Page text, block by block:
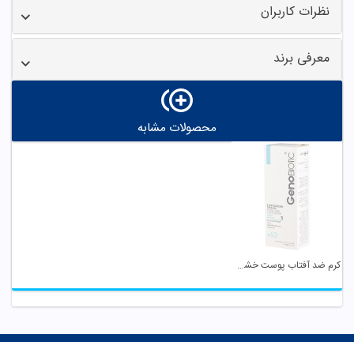
نظرات کاربران
معرفی برند
محصولات مشابه
کرم ضد آفتاب پوست خشک و معمولی SPF 50 بژ روشن ...